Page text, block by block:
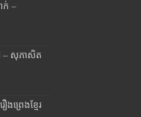
ក់ –
– សុភាសិត
ងព្រេងខ្មែរ